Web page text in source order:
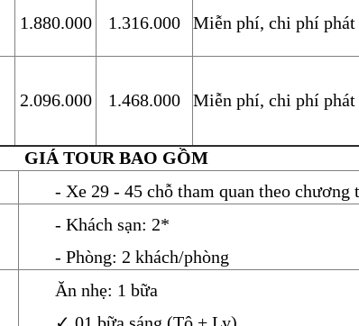
1.880.000 1.316.000 Miễn phí, chi phí
2.096.000 1.468.000 Miễn phí, chi phí
GIÁ TOUR BAO GỒM
- Xe 29 - 45 chỗ tham quan theo chương
- Khách sạn: 2*
- Phòng: 2 khách/phòng
Ăn nhẹ: 1 bữa